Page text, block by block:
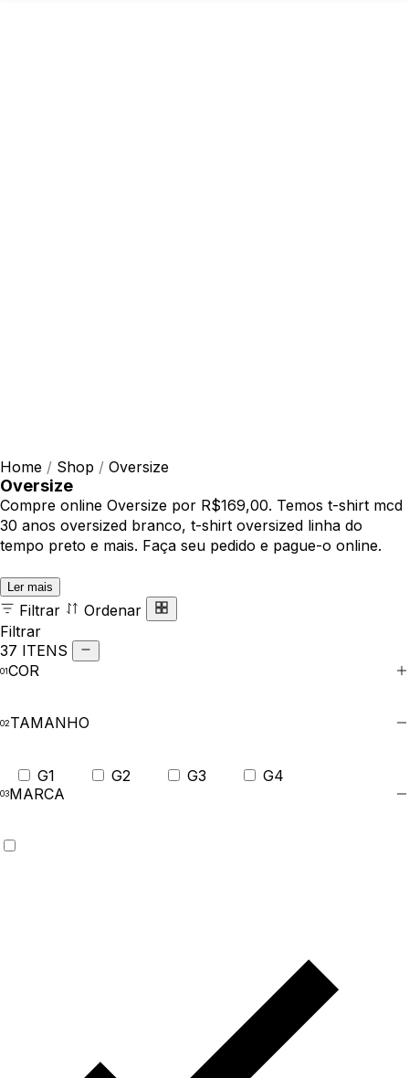
Home / Shop / Oversize
Oversize
Compre online Oversize por R$169,00. Temos t-shirt mcd
30 anos oversized branco, t-shirt oversized linha do
tempo preto e mais. Faça seu pedido e pague-o online.
Ler mais
Filtrar
Ordenar
Filtrar
37 ITENS
COR
TAMANHO
G1 G2 G3
G4
MARCA